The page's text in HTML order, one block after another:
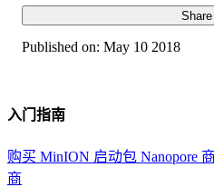
Share
Published on: May 10 2018
入门指南
购买 MinION 启动包 Nanopore
商